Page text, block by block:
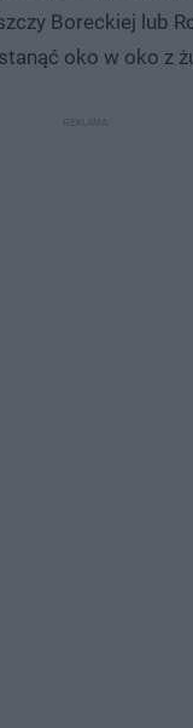
Boreckiej lub
oko w oko z